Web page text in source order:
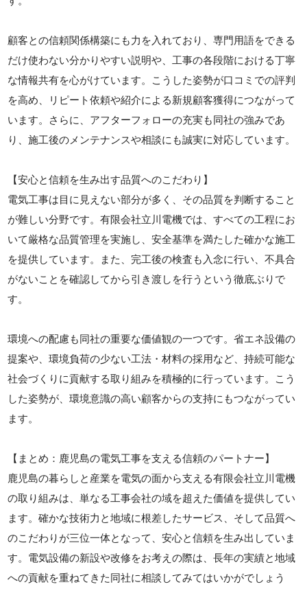
顧客との信頼関係構築にも力を入れており、専門用語をできる
だけ使わない分かりやすい説明や、工事の各段階における丁寧
な情報共有を心がけています。こうした姿勢が口コミでの評判
を高め、リピート依頼や紹介による新規顧客獲得につながって
います。さらに、アフターフォローの充実も同社の強みであ
り、施工後のメンテナンスや相談にも誠実に対応しています。
【安心と信頼を生み出す品質へのこだわり】
電気工事は目に見えない部分が多く、その品質を判断すること
が難しい分野です。有限会社立川電機では、すべての工程にお
いて厳格な品質管理を実施し、安全基準を満たした確かな施工
を提供しています。また、完工後の検査も入念に行い、不具合
がないことを確認してから引き渡しを行うという徹底ぶりで
す。
環境への配慮も同社の重要な価値観の一つです。省エネ設備の
提案や、環境負荷の少ない工法・材料の採用など、持続可能な
社会づくりに貢献する取り組みを積極的に行っています。こう
した姿勢が、環境意識の高い顧客からの支持にもつながってい
ます。
【まとめ：鹿児島の電気工事を支える信頼のパートナー】
鹿児島の暮らしと産業を電気の面から支える有限会社立川電機
の取り組みは、単なる工事会社の域を超えた価値を提供してい
ます。確かな技術力と地域に根差したサービス、そして品質へ
のこだわりが三位一体となって、安心と信頼を生み出していま
す。電気設備の新設や改修をお考えの際は、長年の実績と地域
への貢献を重ねてきた同社に相談してみてはいかがでしょう